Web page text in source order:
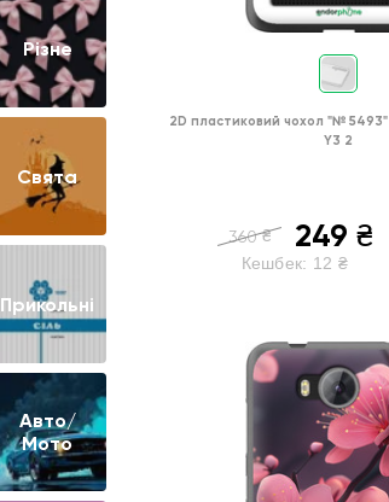
Різне
Свята
Прикольні
Авто/
Мото
2D пластиковий чохол "№ 5493"
Y3 2
360 ₴ 249 ₴
Кешбек: 12 ₴